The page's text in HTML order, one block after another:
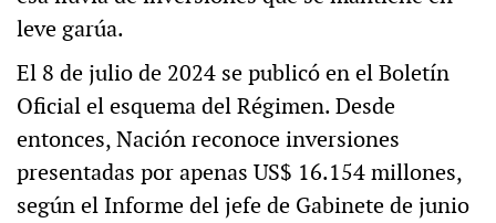
leve garúa.
El 8 de julio de 2024 se publicó en el Boletín
Oficial el esquema del Régimen. Desde
entonces, Nación reconoce inversiones
presentadas por apenas US$ 16.154 millones,
según el Informe del jefe de Gabinete de junio